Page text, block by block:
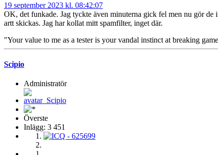
19 september 2023 kl. 08:42:07
OK, det funkade. Jag tyckte även minuterna gick fel men nu gör de
artt skickas. Jag har kollat mitt spamfilter, inget där.
"Your value to me as a tester is your vandal instinct at breaking
Scipio
Administratör
Överste
Inlägg: 3 451